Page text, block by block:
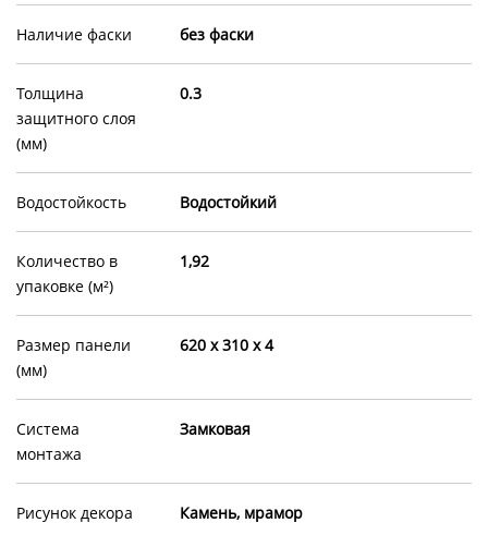
Наличие фаски без фаски
Толщина
защитного слоя
(мм)
0.3
Водостойкость Водостойкий
Количество в
упаковке (м²)
1,92
Размер панели
(мм)
620 x 310 x 4
Система
монтажа
Замковая
Рисунок декора Камень, мрамор